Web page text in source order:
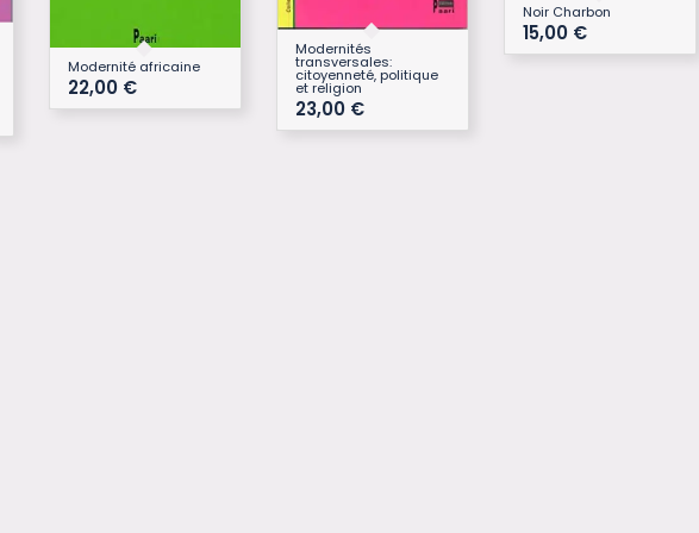
Modernité africaine
22,00 €
Modernités
transversales:
citoyenneté, politique
et religion
23,00 €
Noir Charbon
15,00 €